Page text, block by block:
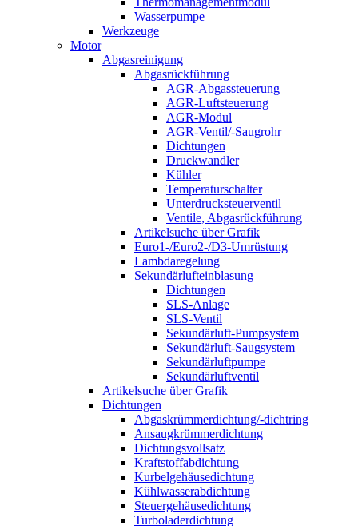
Wasserpumpe
Werkzeuge
Motor
Abgasreinigung
Abgasrückführung
AGR-Abgassteuerung
AGR-Luftsteuerung
AGR-Modul
AGR-Ventil/-Saugrohr
Dichtungen
Druckwandler
Kühler
Temperaturschalter
Unterdrucksteuerventil
Ventile, Abgasrückführung
Artikelsuche über Grafik
Euro1-/Euro2-/D3-Umrüstung
Lambdaregelung
Sekundärlufteinblasung
Dichtungen
SLS-Anlage
SLS-Ventil
Sekundärluft-Pumpsystem
Sekundärluft-Saugsystem
Sekundärluftpumpe
Sekundärluftventil
Artikelsuche über Grafik
Dichtungen
Abgaskrümmerdichtung/-dichtring
Ansaugkrümmerdichtung
Dichtungsvollsatz
Kraftstoffabdichtung
Kurbelgehäusedichtung
Kühlwasserabdichtung
Steuergehäusedichtung
Turboladerdichtung